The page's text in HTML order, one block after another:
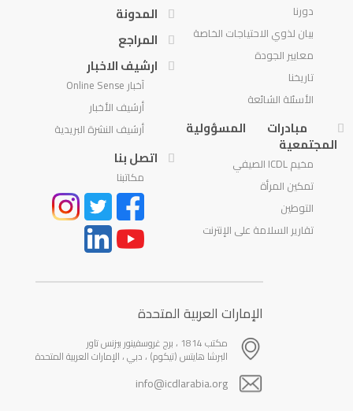
دورنا
بيان لذوي الاحتياجات الخاصة
معايير الجودة
تاريخنا
الأسئلة الشائعة
مبادرات المسؤولية
المجتمعية
مخيم ICDL الصيفي
تمكين المرأة
التوطين
تقارير السلامة على الإنترنت
المدونة
المراجع
ارشيف الاخبار
آخبار Online Sense
أرشيف الأخبار
أرشيف النشرة البريدية
اتصل بنا
مكاتبنا
الإمارات العربية المتحدة
مكتب 1814 ، برج غروسفينور بيزنس تاور
البرشا هايتس (تيكوم) ، دبي ، الإمارات العربية المتحدة
info@icdlarabia.org